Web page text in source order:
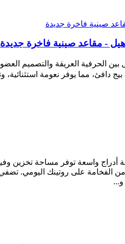
- مقاعد صينية فاخرة جديدة
بين الحرفية العريقة والتصميم
دافئ، مما يوفر نعومة
أدراج واسعة توفر مساحة تخزين
على روتينك اليومي. تضفي
و...